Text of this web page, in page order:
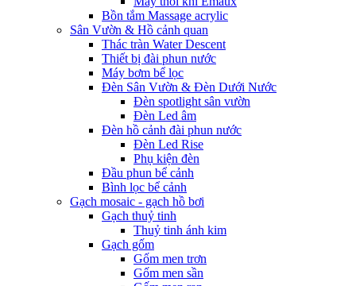
Bồn tắm Massage acrylic
Sân Vườn & Hồ cảnh quan
Thác tràn Water Descent
Thiết bị đài phun nước
Máy bơm bể lọc
Đèn Sân Vườn & Đèn Dưới Nước
Đèn spotlight sân vườn
Đèn Led âm
Đèn hồ cảnh đài phun nước
Đèn Led Rise
Phụ kiện đèn
Đầu phun bể cảnh
Bình lọc bể cảnh
Gạch mosaic - gạch hồ bơi
Gạch thuỷ tinh
Thuỷ tinh ánh kim
Gạch gốm
Gốm men trơn
Gốm men sần